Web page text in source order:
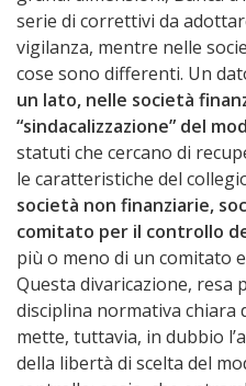
serie di correttivi da
vigilanza, mentre nelle
cose sono differenti. Un
un lato, nelle società
“sindacalizzazione” del
statuti che cercano di
le caratteristiche del
società non finanziarie,
comitato per il controllo
più o meno di un comitato
Questa divaricazione, resa
disciplina normativa chiara
mette, tuttavia, in dubbio
della libertà di scelta del